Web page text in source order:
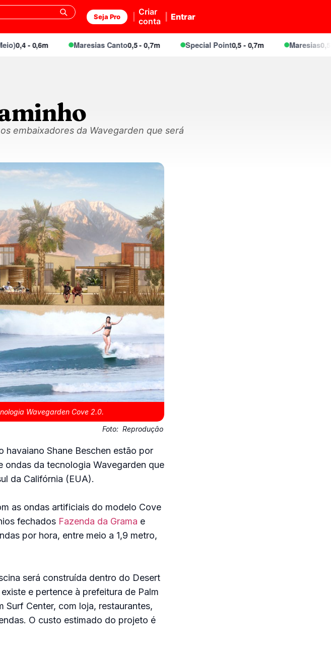
Seja Pro
Criar
conta
Entrar
- 0,6m Maresias Canto 0,5 - 0,7m Special Point0,5 - 0,7m Maresias0,5 - 0,7m
embaixadores da Wavegarden que será
Wavegarden Cove 2.0.
Foto: Reprodução
havaiano Shane Beschen estão por
ondas da tecnologia Wavegarden que
da Califórnia (EUA).
as ondas artificiais do modelo Cove
fechados Fazenda da Grama e
por hora, entre meio a 1,9 metro,
será construída dentro do Desert
e pertence à prefeitura de Palm
Surf Center, com loja, restaurantes,
O custo estimado do projeto é